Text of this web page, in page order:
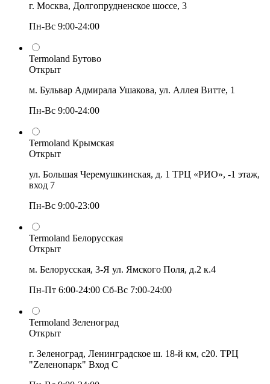
г. Москва, Долгопрудненское шоссе, 3
Пн-Вс 9:00-24:00
Termoland Бутово
Открыт
м. Бульвар Адмирала Ушакова, ул. Аллея Витте, 1
Пн-Вс 9:00-24:00
Termoland Крымская
Открыт
ул. Большая Черемушкинская, д. 1 ТРЦ «РИО», -1 этаж,
вход 7
Пн-Вс 9:00-23:00
Termoland Белорусская
Открыт
м. Белорусская, 3-Я ул. Ямского Поля, д.2 к.4
Пн-Пт 6:00-24:00 Сб-Вс 7:00-24:00
Termoland Зеленоград
Открыт
г. Зеленоград, Ленинградское ш. 18-й км, с20. ТРЦ
"Zеленопарк" Вход С